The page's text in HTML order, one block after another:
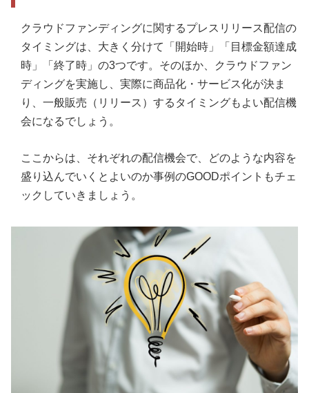
クラウドファンディングに関するプレスリリース配信の
タイミングは、大きく分けて「開始時」「目標金額達成
時」「終了時」の3つです。そのほか、クラウドファン
ディングを実施し、実際に商品化・サービス化が決ま
り、一般販売（リリース）するタイミングもよい配信機
会になるでしょう。
ここからは、それぞれの配信機会で、どのような内容を
盛り込んでいくとよいのか事例のGOODポイントもチェ
ックしていきましょう。